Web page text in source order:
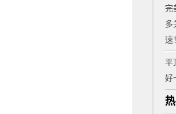
完
多
速
平
好